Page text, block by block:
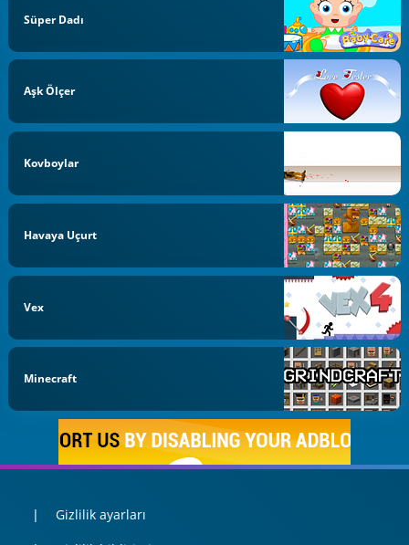
Süper Dadı
Aşk Ölçer
Kovboylar
Havaya Uçurt
Vex
Minecraft
Gizlilik ayarları